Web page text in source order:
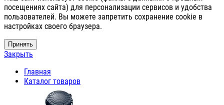
посещениях сайта) для персонализации сервисов и удобства
пользователей. Вы можете запретить сохранение cookie в
настройках своего браузера.
Принять
Закрыть
Главная
Каталог товаров